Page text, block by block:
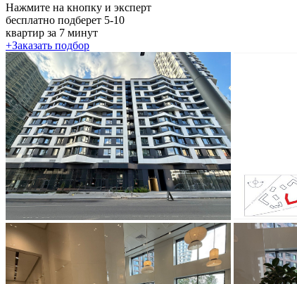
Нажмите на кнопку и эксперт
бесплатно подберет 5-10
квартир за 7 минут
+Заказать подбор